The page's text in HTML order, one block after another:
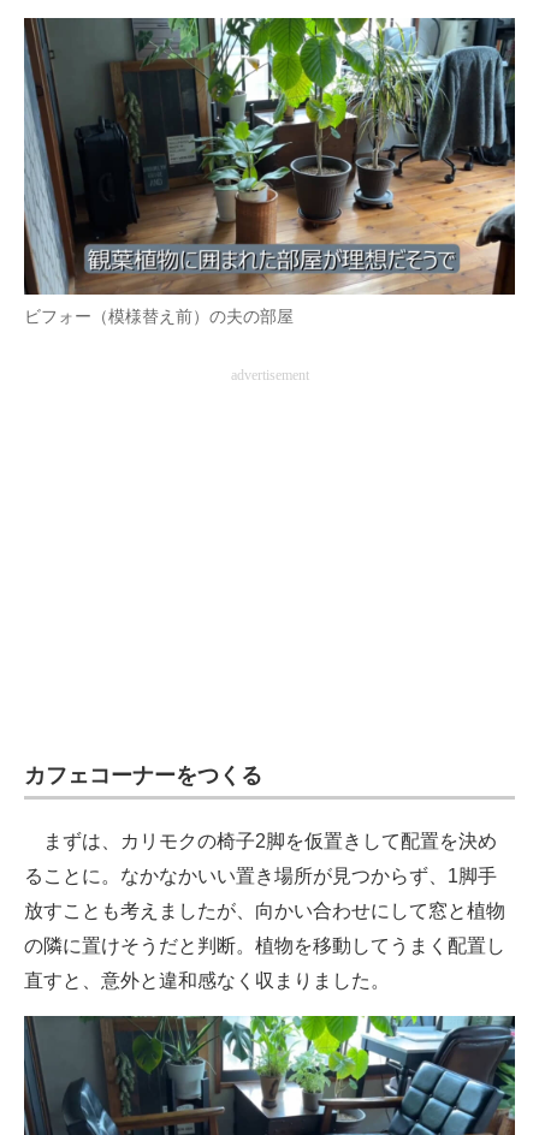
ビフォー（模様替え前）の夫の部屋
advertisement
カフェコーナーをつくる
まずは、カリモクの椅子2脚を仮置きして配置を決め
ることに。なかなかいい置き場所が見つからず、1脚手
放すことも考えましたが、向かい合わせにして窓と植物
の隣に置けそうだと判断。植物を移動してうまく配置し
直すと、意外と違和感なく収まりました。